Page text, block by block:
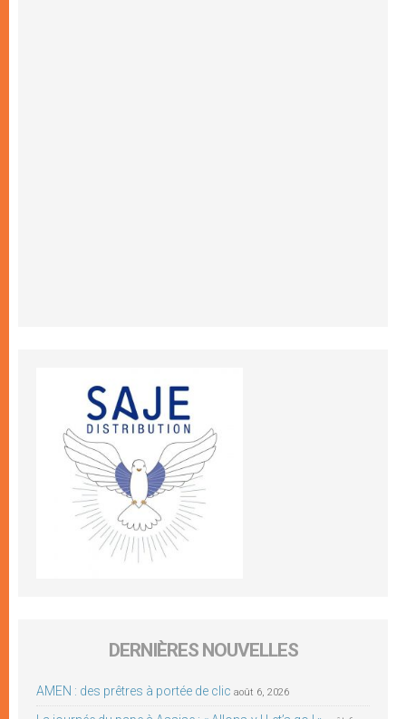
DERNIÈRES NOUVELLES
AMEN : des prêtres à portée de clic août 6, 2026